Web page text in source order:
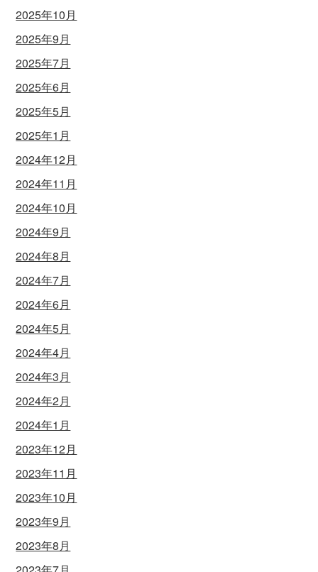
2025年10月
2025年9月
2025年7月
2025年6月
2025年5月
2025年1月
2024年12月
2024年11月
2024年10月
2024年9月
2024年8月
2024年7月
2024年6月
2024年5月
2024年4月
2024年3月
2024年2月
2024年1月
2023年12月
2023年11月
2023年10月
2023年9月
2023年8月